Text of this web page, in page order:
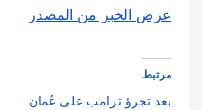
عرض الخبر من المصدر
مرتبط
بعد تجرؤ ترامب على عُمان..